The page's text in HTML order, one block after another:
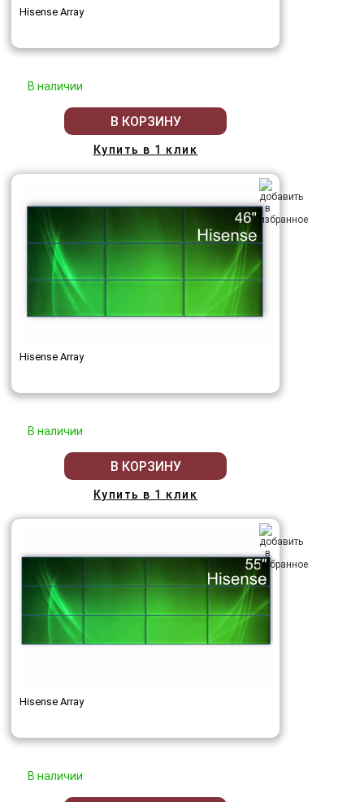
Hisense Array
В наличии
В КОРЗИНУ
Купить в 1 клик
Hisense Array
В наличии
В КОРЗИНУ
Купить в 1 клик
Hisense Array
В наличии